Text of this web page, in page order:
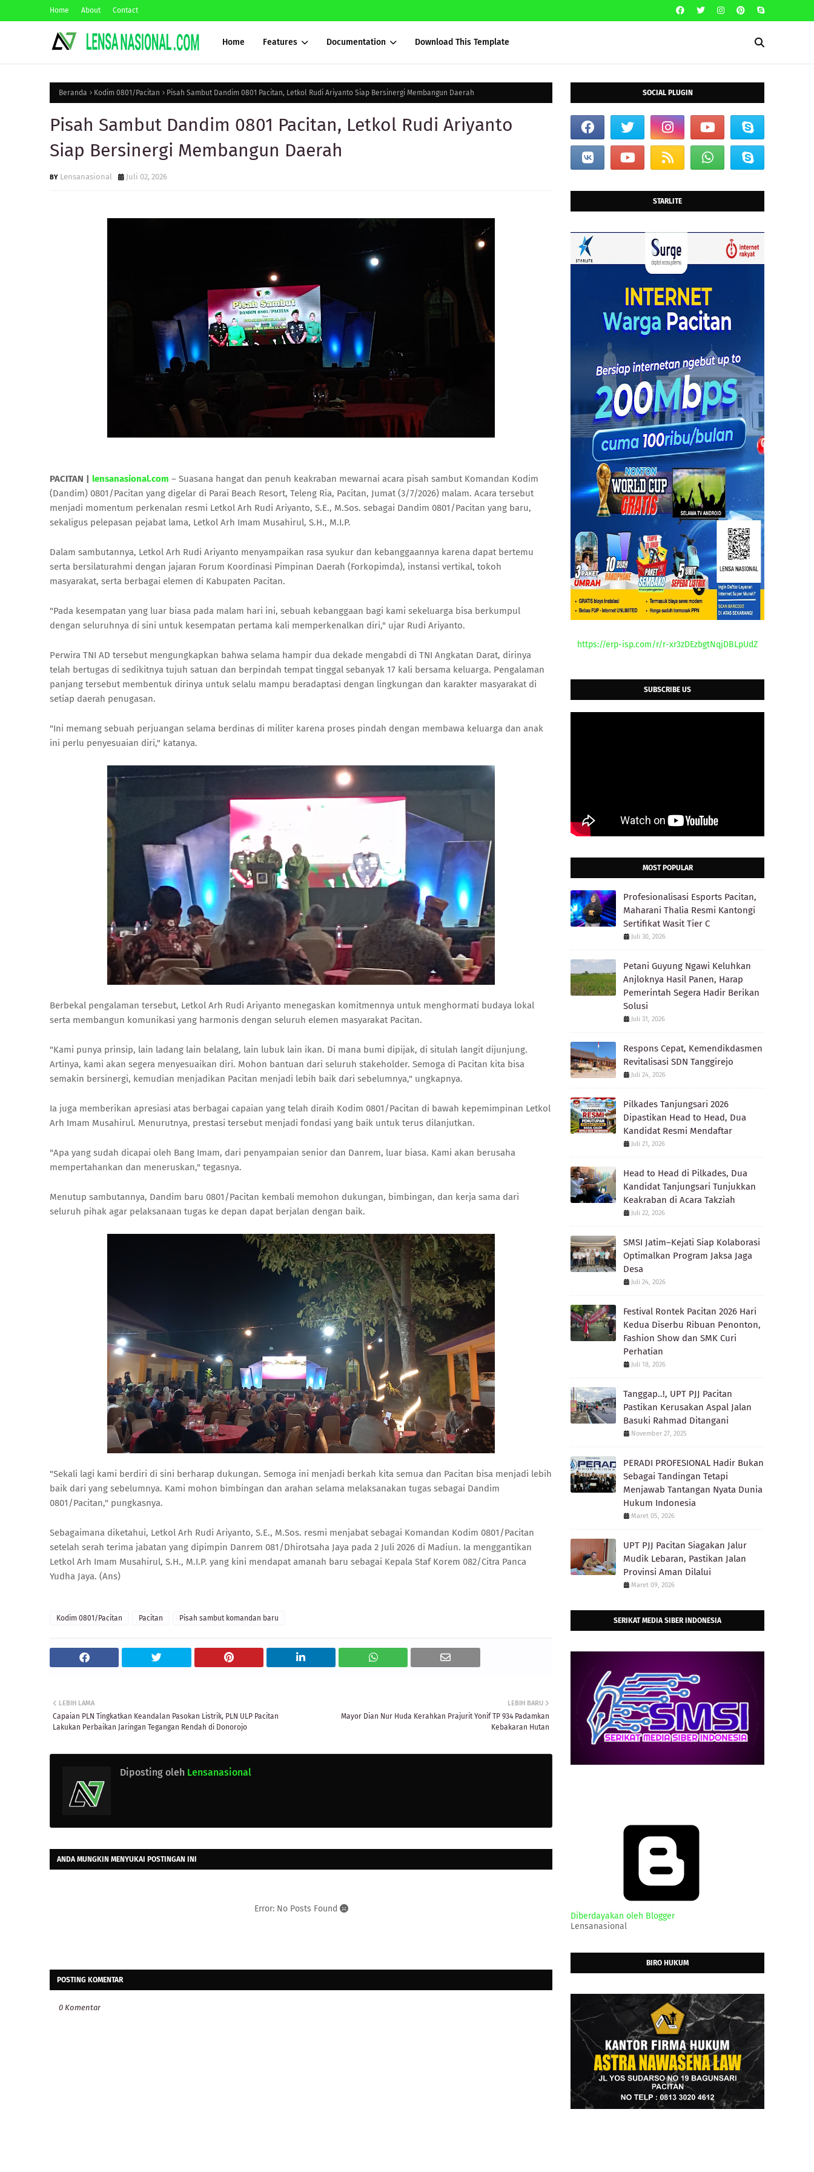
Home About Contact
Home Features Documentation Download This Template
Beranda Kodim 0801/Pacitan Pisah Sambut Dandim 0801 Pacitan, Letkol Rudi Ariyanto Siap Bersinergi Membangun Daerah
Pisah Sambut Dandim 0801 Pacitan, Letkol Rudi Ariyanto
Siap Bersinergi Membangun Daerah
Lensanasional Juli 02, 2026
PACITAN | lensanasional.com – Suasana hangat dan penuh keakraban mewarnai acara pisah sambut Komandan Kodim
(Dandim) 0801/Pacitan yang digelar di Parai Beach Resort, Teleng Ria, Pacitan, Jumat (3/7/2026) malam. Acara tersebut
menjadi momentum perkenalan resmi Letkol Arh Rudi Ariyanto, S.E., M.Sos. sebagai Dandim 0801/Pacitan yang baru,
sekaligus pelepasan pejabat lama, Letkol Arh Imam Musahirul, S.H., M.I.P.
Dalam sambutannya, Letkol Arh Rudi Ariyanto menyampaikan rasa syukur dan kebanggaannya karena dapat bertemu
serta bersilaturahmi dengan jajaran Forum Koordinasi Pimpinan Daerah (Forkopimda), instansi vertikal, tokoh
masyarakat, serta berbagai elemen di Kabupaten Pacitan.
"Pada kesempatan yang luar biasa pada malam hari ini, sebuah kebanggaan bagi kami sekeluarga bisa berkumpul
dengan seluruhnya di sini untuk kesempatan pertama kali memperkenalkan diri," ujar Rudi Ariyanto.
Perwira TNI AD tersebut mengungkapkan bahwa selama hampir dua dekade mengabdi di TNI Angkatan Darat, dirinya
telah bertugas di sedikitnya tujuh satuan dan berpindah tempat tinggal sebanyak 17 kali bersama keluarga. Pengalaman
panjang tersebut membentuk dirinya untuk selalu mampu beradaptasi dengan lingkungan dan karakter masyarakat di
setiap daerah penugasan.
"Ini memang sebuah perjuangan selama berdinas di militer karena proses pindah dengan membawa keluarga dan anak
ini perlu penyesuaian diri," katanya.
Berbekal pengalaman tersebut, Letkol Arh Rudi Ariyanto menegaskan komitmennya untuk menghormati budaya lokal
serta membangun komunikasi yang harmonis dengan seluruh elemen masyarakat Pacitan.
"Kami punya prinsip, lain ladang lain belalang, lain lubuk lain ikan. Di mana bumi dipijak, di situlah langit dijunjung.
Artinya, kami akan segera menyesuaikan diri. Mohon bantuan dari seluruh stakeholder. Semoga di Pacitan kita bisa
semakin bersinergi, kemudian menjadikan Pacitan menjadi lebih baik dari sebelumnya," ungkapnya.
Ia juga memberikan apresiasi atas berbagai capaian yang telah diraih Kodim 0801/Pacitan di bawah kepemimpinan Letkol
Arh Imam Musahirul. Menurutnya, prestasi tersebut menjadi fondasi yang baik untuk terus dilanjutkan.
"Apa yang sudah dicapai oleh Bang Imam, dari penyampaian senior dan Danrem, luar biasa. Kami akan berusaha
mempertahankan dan meneruskan," tegasnya.
Menutup sambutannya, Dandim baru 0801/Pacitan kembali memohon dukungan, bimbingan, dan kerja sama dari
seluruh pihak agar pelaksanaan tugas ke depan dapat berjalan dengan baik.
"Sekali lagi kami berdiri di sini berharap dukungan. Semoga ini menjadi berkah kita semua dan Pacitan bisa menjadi lebih
baik dari yang sebelumnya. Kami mohon bimbingan dan arahan selama melaksanakan tugas sebagai Dandim
0801/Pacitan," pungkasnya.
Sebagaimana diketahui, Letkol Arh Rudi Ariyanto, S.E., M.Sos. resmi menjabat sebagai Komandan Kodim 0801/Pacitan
setelah serah terima jabatan yang dipimpin Danrem 081/Dhirotsaha Jaya pada 2 Juli 2026 di Madiun. Ia menggantikan
Letkol Arh Imam Musahirul, S.H., M.I.P. yang kini mendapat amanah baru sebagai Kepala Staf Korem 082/Citra Panca
Yudha Jaya. (Ans)
Kodim 0801/Pacitan Pacitan Pisah sambut komandan baru
LEBIH BARU
Mayor Dian Nur Huda Kerahkan Prajurit Yonif TP 934 Padamkan
Kebakaran Hutan
LEBIH LAMA
Capaian PLN Tingkatkan Keandalan Pasokan Listrik, PLN ULP Pacitan
Lakukan Perbaikan Jaringan Tegangan Rendah di Donorojo
Diposting oleh Lensanasional
ANDA MUNGKIN MENYUKAI POSTINGAN INI
Error: No Posts Found
POSTING KOMENTAR
0 Komentar
SOCIAL PLUGIN
STARLITE
https://erp-isp.com/r/r-xr3zDEzbgtNqjDBLpUdZ
SUBSCRIBE US
MOST POPULAR
Profesionalisasi Esports Pacitan,
Maharani Thalia Resmi Kantongi
Sertifikat Wasit Tier C
Juli 30, 2026
Petani Guyung Ngawi Keluhkan
Anjloknya Hasil Panen, Harap
Pemerintah Segera Hadir Berikan
Solusi
Juli 31, 2026
Respons Cepat, Kemendikdasmen
Revitalisasi SDN Tanggirejo
Juli 24, 2026
Pilkades Tanjungsari 2026
Dipastikan Head to Head, Dua
Kandidat Resmi Mendaftar
Juli 21, 2026
Head to Head di Pilkades, Dua
Kandidat Tanjungsari Tunjukkan
Keakraban di Acara Takziah
Juli 22, 2026
SMSI Jatim–Kejati Siap Kolaborasi
Optimalkan Program Jaksa Jaga
Desa
Juli 24, 2026
Festival Rontek Pacitan 2026 Hari
Kedua Diserbu Ribuan Penonton,
Fashion Show dan SMK Curi
Perhatian
Juli 18, 2026
Tanggap..!, UPT PJJ Pacitan
Pastikan Kerusakan Aspal Jalan
Basuki Rahmad Ditangani
November 27, 2025
PERADI PROFESIONAL Hadir Bukan
Sebagai Tandingan Tetapi
Menjawab Tantangan Nyata Dunia
Hukum Indonesia
Maret 05, 2026
UPT PJJ Pacitan Siagakan Jalur
Mudik Lebaran, Pastikan Jalan
Provinsi Aman Dilalui
Maret 09, 2026
SERIKAT MEDIA SIBER INDONESIA
Diberdayakan oleh Blogger
Lensanasional
BIRO HUKUM